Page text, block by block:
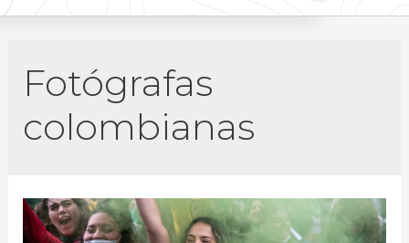
Fotógrafas
colombianas